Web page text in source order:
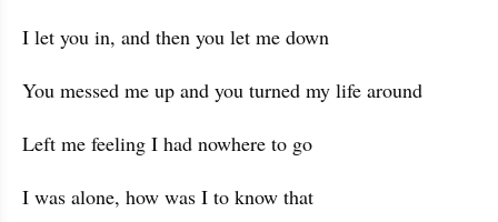
I let you in, and then you let me down
You messed me up and you turned my life around
Left me feeling I had nowhere to go
I was alone, how was I to know that